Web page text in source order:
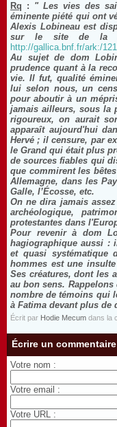
Rq : " Les vies des
éminente piété qui ont
Alexis Lobineau est
sur le site de la
http://gallica.bnf.fr/ark:/
Au sujet de dom
prudence quant à la
vie. Il fut, qualité
lui selon nous, un
pour aboutir à un
jamais ailleurs, sous la
rigoureux, on aurait
apparaît aujourd'hui
Hervé ; il censure, par
le Grand qui était plus
de sources fiables qui
que commirent les
Allemagne, dans les
Galle, l’Écosse, etc.
On ne dira jamais
archéologique,
protestantes dans
Pour revenir à dom
hagiographique aussi :
et quasi systématique
hommes est une
Ses créatures, dont les
au bon sens.
nombre de témoins qui
à Fatima devant plus de
Écrit par Hodie Mecum dans la
Écrire un commentaire
Votre nom :
Votre email :
Votre URL :